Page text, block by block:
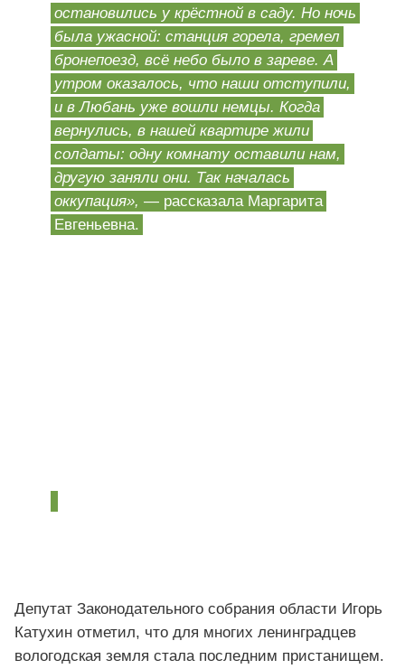
остановились у крёстной в саду. Но ночь
была ужасной: станция горела, гремел
бронепоезд, всё небо было в зареве. А
утром оказалось, что наши отступили,
и в Любань уже вошли немцы. Когда
вернулись, в нашей квартире жили
солдаты: одну комнату оставили нам,
другую заняли они. Так началась
оккупация», — рассказала Маргарита
Евгеньевна.
Депутат Законодательного собрания области Игорь
Катухин отметил, что для многих ленинградцев
вологодская земля стала последним пристанищем.